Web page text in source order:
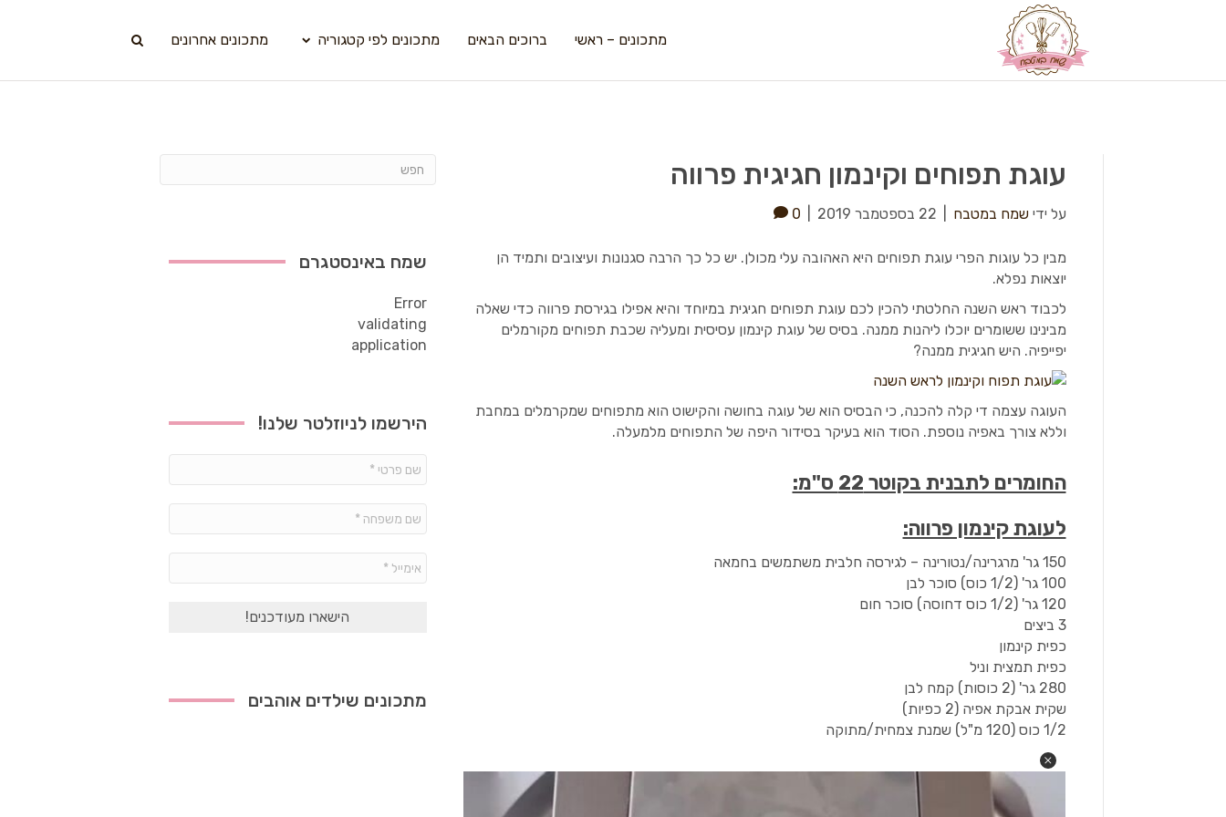
מתכונים – ראשי ברוכים הבאים מתכונים לפי קטגוריה מתכונים אחרונים
עוגת תפוחים וקינמון חגיגית פרווה
על ידי שמח במטבח 22 בספטמבר 2019 0
מבין כל עוגות הפרי עוגת תפוחים היא האהובה עלי מכולן. יש כל כך הרבה סגנונות ועיצובים ותמיד הן
יוצאות נפלא.
לכבוד ראש השנה החלטתי להכין לכם עוגת תפוחים חגיגית במיוחד והיא אפילו בגירסת פרווה כדי שאלה
מבינינו ששומרים יוכלו ליהנות ממנה. בסיס של עוגת קינמון עסיסית ומעליה שכבת תפוחים מקורמלים
יפייפיה. היש חגיגית ממנה?
העוגה עצמה די קלה להכנה, כי הבסיס הוא של עוגה בחושה והקישוט הוא מתפוחים שמקרמלים במחבת
וללא צורך באפיה נוספת. הסוד הוא בעיקר בסידור היפה של התפוחים מלמעלה.
החומרים לתבנית בקוטר 22 ס"מ:
לעוגת קינמון פרווה:
150 גר' מרגרינה/נטורינה – לגירסה חלבית משתמשים בחמאה
100 גר' (1/2 כוס) סוכר לבן
120 גר' (1/2 כוס דחוסה) סוכר חום
3 ביצים
כפית קינמון
כפית תמצית וניל
280 גר' (2 כוסות) קמח לבן
שקית אבקת אפיה (2 כפיות)
1/2 כוס (120 מ"ל) שמנת צמחית/מתוקה
שמח באינסטגרם
Error
validating
application
הירשמו לניוזלטר שלנו!
פרטי
משפחה
*
מתכונים שילדים אוהבים